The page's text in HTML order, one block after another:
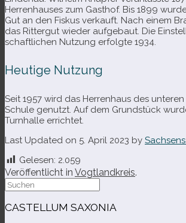
Herrenhauses zum Gasthof. Bis 1899
Gut an den Fiskus ver­kauft. Nach einem
das Rittergut wie­der auf­ge­baut. Die
schaft­li­chen Nutzung erfolgte 1934.
Heutige Nutzung
Seit 1957 wird das Herrenhaus des
Schule genutzt. Auf dem Grundstück
Turnhalle errichtet.
Last Updated on 5. April 2023 by
Gelesen: 2.059
Veröffentlicht in Vogtlandkreis.
Suche
nach:
CASTELLUM SAXONIA